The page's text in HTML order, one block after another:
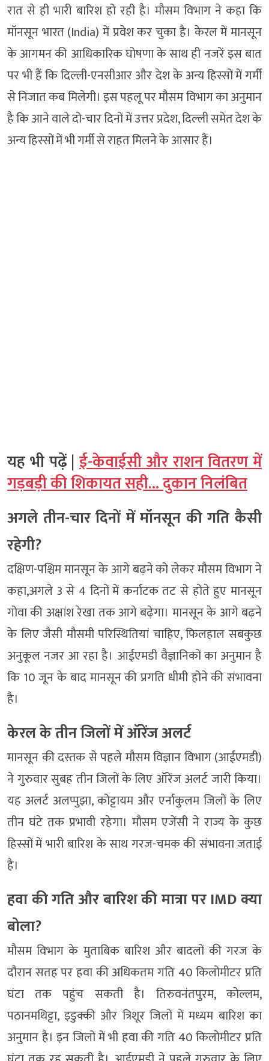
रात से ही भारी बारिश हो रही है। मौसम विभाग ने कहा कि
मॉनसून भारत (India) में प्रवेश कर चुका है। केरल में मानसून
के आगमन की आधिकारिक घोषणा के साथ ही नजरें इस बात
पर भी हैं कि दिल्ली-एनसीआर और देश के अन्य हिस्सों में गर्मी
से निजात कब मिलेगी। इस पहलू पर मौसम विभाग का अनुमान
है कि आने वाले दो-चार दिनों में उत्तर प्रदेश, दिल्ली समेत देश के
अन्य हिस्सों में भी गर्मी से राहत मिलने के आसार हैं।
यह भी पढ़ें | ई-केवाईसी और राशन वितरण में
गड़बड़ी की शिकायत सही… दुकान निलंबित
अगले तीन-चार दिनों में मॉनसून की गति कैसी
रहेगी?
दक्षिण-पश्चिम मानसून के आगे बढ़ने को लेकर मौसम विभाग ने
कहा,अगले 3 से 4 दिनों में कर्नाटक तट से होते हुए मानसून
गोवा की अक्षांश रेखा तक आगे बढ़ेगा। मानसून के आगे बढ़ने
के लिए जैसी मौसमी परिस्थितियां चाहिए, फिलहाल सबकुछ
अनुकूल नजर आ रहा है। आईएमडी वैज्ञानिकों का अनुमान है
कि 10 जून के बाद मानसून की प्रगति धीमी होने की संभावना
है।
केरल के तीन जिलों में ऑरेंज अलर्ट
मानसून की दस्तक से पहले मौसम विज्ञान विभाग (आईएमडी)
ने गुरुवार सुबह तीन जिलों के लिए ऑरेंज अलर्ट जारी किया।
यह अलर्ट अलप्पुझा, कोट्टायम और एर्नाकुलम जिलों के लिए
तीन घंटे तक प्रभावी रहेगा। मौसम एजेंसी ने राज्य के कुछ
हिस्सों में भारी बारिश के साथ गरज-चमक की संभावना जताई
है।
हवा की गति और बारिश की मात्रा पर IMD क्या
बोला?
मौसम विभाग के मुताबिक बारिश और बादलों की गरज के
दौरान सतह पर हवा की अधिकतम गति 40 किलोमीटर प्रति
घंटा तक पहुंच सकती है। तिरुवनंतपुरम, कोल्लम,
पठानमथिट्टा, इडुक्की और त्रिशूर जिलों में मध्यम बारिश का
अनुमान है। इन जिलों में भी हवा की गति 40 किलोमीटर प्रति